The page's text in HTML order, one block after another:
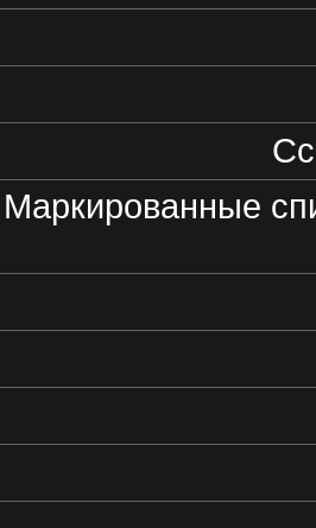
Маркированные